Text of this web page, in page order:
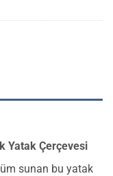
Yatak Çerçevesi
sunan bu yatak